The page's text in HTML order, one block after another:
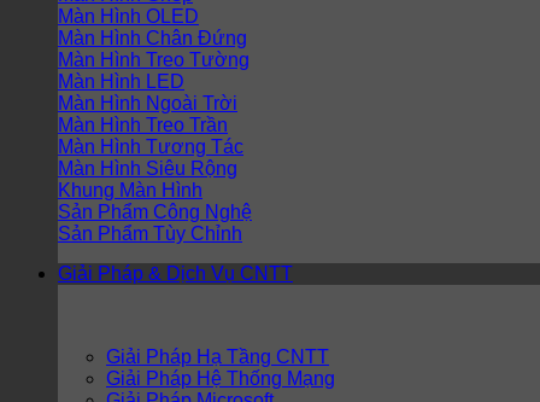
Màn Hình OLED
Màn Hình Chân Đứng
Màn Hình Treo Tường
Màn Hình LED
Màn Hình Ngoài Trời
Màn Hình Treo Trần
Màn Hình Tương Tác
Màn Hình Siêu Rộng
Khung Màn Hình
Sản Phẩm Công Nghệ
Sản Phẩm Tùy Chỉnh
Giải Pháp & Dịch Vụ CNTT
Giải Pháp Hạ Tầng CNTT
Giải Pháp Hệ Thống Mạng